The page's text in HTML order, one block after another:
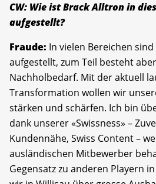
CW: Wie ist Brack Alltron in
aufgestellt?
Fraude: In vielen Bereichen
aufgestellt, zum Teil besteht
Nachholbedarf. Mit der aktuell
Transformation wollen wir
stärken und schärfen. Ich bin
dank unserer «Swissness» –
Kundennähe, Swiss Content –
ausländischen Mitbewerber
Gegensatz zu anderen Playern